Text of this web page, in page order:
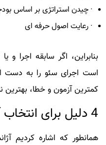
· چیدن استراتژی بر اساس
· رعایت اصول حرفه ای
بنابراین، اگر سابقه اجرا
است اجرای سئو را به دست
کمترین آزمون و خطا، بهترین
4 دلیل برای انتخاب آژانس انجام سئو
همانطور که اشاره کردیم